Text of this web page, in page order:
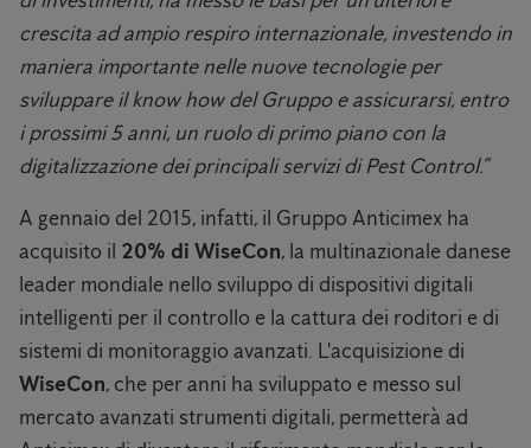
crescita ad ampio respiro internazionale, investendo in
maniera importante nelle nuove tecnologie per
sviluppare il know how del Gruppo e assicurarsi, entro
i prossimi 5 anni, un ruolo di primo piano con la
digitalizzazione dei principali servizi di Pest Control.”
A gennaio del 2015, infatti, il Gruppo Anticimex ha
acquisito il 20% di WiseCon, la multinazionale danese
leader mondiale nello sviluppo di dispositivi digitali
intelligenti per il controllo e la cattura dei roditori e di
sistemi di monitoraggio avanzati. L'acquisizione di
WiseCon, che per anni ha sviluppato e messo sul
mercato avanzati strumenti digitali, permetterà ad